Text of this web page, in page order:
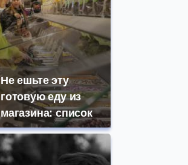
Не ешьте эту
готовую еду из
магазина: список